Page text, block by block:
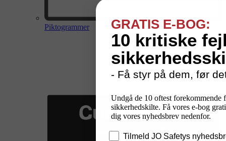
Piktogrammer GRATIS E-BOG:
10 kritiske
- Få styr på dem, før
Undgå de 10 oftest forekommende
sikkerhedskilte. Få vores e-bog
dig vores nyhedsbrev nedenfor.
Tilmeld JO Safetys